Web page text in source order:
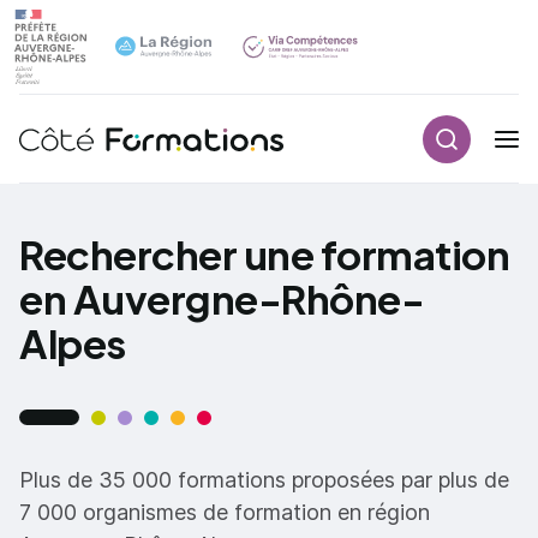
Navigation principale
Rechercher une formation
en Auvergne-Rhône-
Alpes
Plus de 35 000 formations proposées par plus de
7 000 organismes de formation en région